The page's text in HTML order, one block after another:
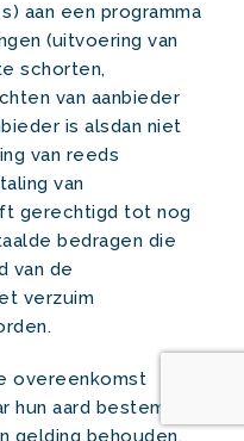
aan een programma
(uitvoering van
schorten,
van aanbieder
is alsdan niet
van reeds
van
gerechtigd tot nog
bedragen die
van de
verzuim
overeenkomst
hun aard bestemd
gelding behouden,